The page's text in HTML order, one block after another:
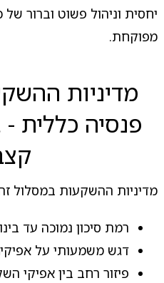
יחסית וניהול פשוט וברור
מפוקחת.
מדיניות
פנסיה כללית
מדיניות ההשקעות במסלול
רמת סיכון נמוכה עד
דגש משמעותי על
פיזור רחב בין אפיקי